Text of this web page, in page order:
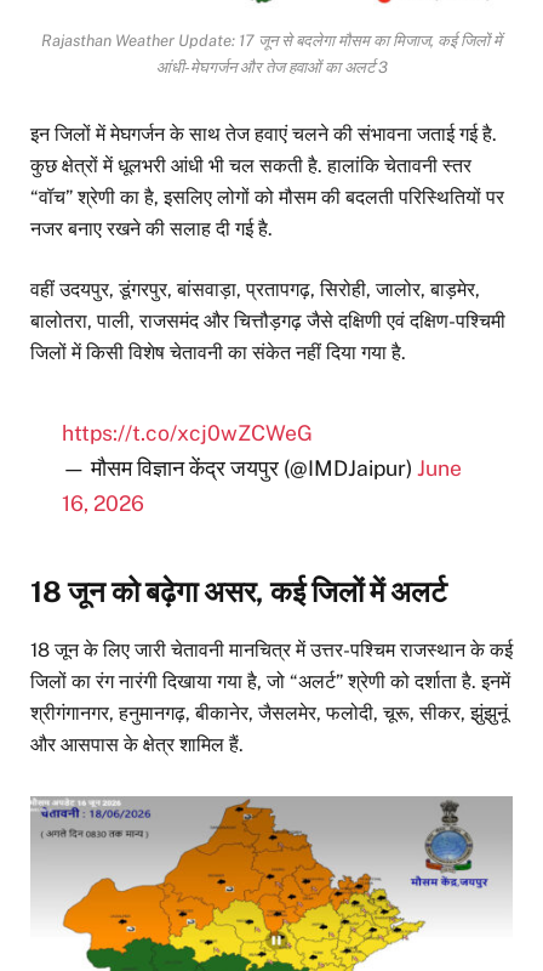
Rajasthan Weather Update: 17 जून से बदलेगा मौसम का मिजाज, कई जिलों में
आंधी-मेघगर्जन और तेज हवाओं का अलर्ट 3
इन जिलों में मेघगर्जन के साथ तेज हवाएं चलने की संभावना जताई गई है.
कुछ क्षेत्रों में धूलभरी आंधी भी चल सकती है. हालांकि चेतावनी स्तर
“वॉच” श्रेणी का है, इसलिए लोगों को मौसम की बदलती परिस्थितियों पर
नजर बनाए रखने की सलाह दी गई है.
वहीं उदयपुर, डूंगरपुर, बांसवाड़ा, प्रतापगढ़, सिरोही, जालोर, बाड़मेर,
बालोतरा, पाली, राजसमंद और चित्तौड़गढ़ जैसे दक्षिणी एवं दक्षिण-पश्चिमी
जिलों में किसी विशेष चेतावनी का संकेत नहीं दिया गया है.
https://t.co/xcj0wZCWeG
— मौसम विज्ञान केंद्र जयपुर (@IMDJaipur)June
16, 2026
18 जून को बढ़ेगा असर, कई जिलों में अलर्ट
18 जून के लिए जारी चेतावनी मानचित्र में उत्तर-पश्चिम राजस्थान के कई
जिलों का रंग नारंगी दिखाया गया है, जो “अलर्ट” श्रेणी को दर्शाता है. इनमें
श्रीगंगानगर, हनुमानगढ़, बीकानेर, जैसलमेर, फलोदी, चूरू, सीकर, झुंझुनूं
और आसपास के क्षेत्र शामिल हैं.